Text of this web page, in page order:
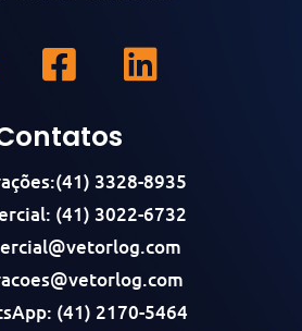
3328-8935
(41) 3022-6732
(41) 2170-5464